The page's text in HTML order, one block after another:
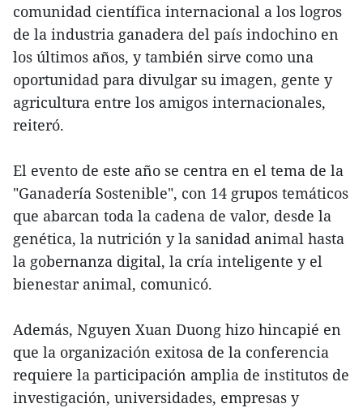
comunidad científica internacional a los logros
de la industria ganadera del país indochino en
los últimos años, y también sirve como una
oportunidad para divulgar su imagen, gente y
agricultura entre los amigos internacionales,
reiteró.
El evento de este año se centra en el tema de la
"Ganadería Sostenible", con 14 grupos temáticos
que abarcan toda la cadena de valor, desde la
genética, la nutrición y la sanidad animal hasta
la gobernanza digital, la cría inteligente y el
bienestar animal, comunicó.
Además, Nguyen Xuan Duong hizo hincapié en
que la organización exitosa de la conferencia
requiere la participación amplia de institutos de
investigación, universidades, empresas y